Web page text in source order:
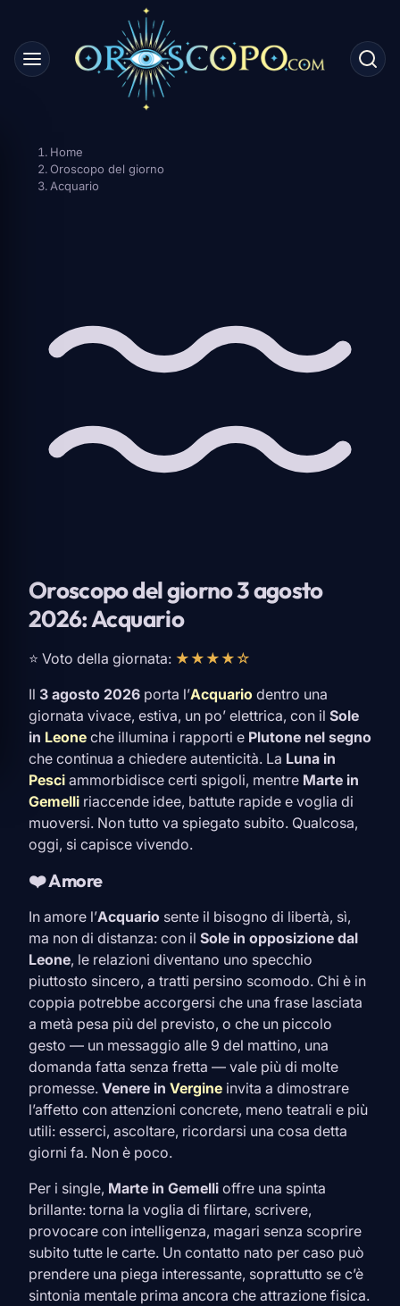
content
Home
Oroscopo del giorno
Acquario
Oroscopo del giorno 3 agosto
2026: Acquario
⭐ Voto della giornata: ★★★★☆
Il 3 agosto 2026 porta l’Acquario dentro una
giornata vivace, estiva, un po’ elettrica, con il Sole
in Leone che illumina i rapporti e Plutone nel segno
che continua a chiedere autenticità. La Luna in
Pesci ammorbidisce certi spigoli, mentre Marte in
Gemelli riaccende idee, battute rapide e voglia di
muoversi. Non tutto va spiegato subito. Qualcosa,
oggi, si capisce vivendo.
❤️ Amore
In amore l’Acquario sente il bisogno di libertà, sì,
ma non di distanza: con il Sole in opposizione dal
Leone, le relazioni diventano uno specchio
piuttosto sincero, a tratti persino scomodo. Chi è in
coppia potrebbe accorgersi che una frase lasciata
a metà pesa più del previsto, o che un piccolo
gesto — un messaggio alle 9 del mattino, una
domanda fatta senza fretta — vale più di molte
promesse. Venere in Vergine invita a dimostrare
l’affetto con attenzioni concrete, meno teatrali e più
utili: esserci, ascoltare, ricordarsi una cosa detta
giorni fa. Non è poco.
Per i single, Marte in Gemelli offre una spinta
brillante: torna la voglia di flirtare, scrivere,
provocare con intelligenza, magari senza scoprire
subito tutte le carte. Un contatto nato per caso può
prendere una piega interessante, soprattutto se c’è
sintonia mentale prima ancora che attrazione fisica.